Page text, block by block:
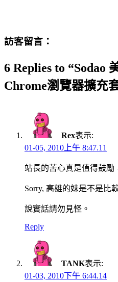
訪客留言：
6 Replies to “Sodao
Chrome瀏覽器擴充
Rex表示:
01-05, 2010上午 8:47.11
站長的苦心真是值得鼓
Sorry, 高雄的妹是不是比
說實話請勿見怪。
Reply
TANK表示:
01-03, 2010下午 6:44.14